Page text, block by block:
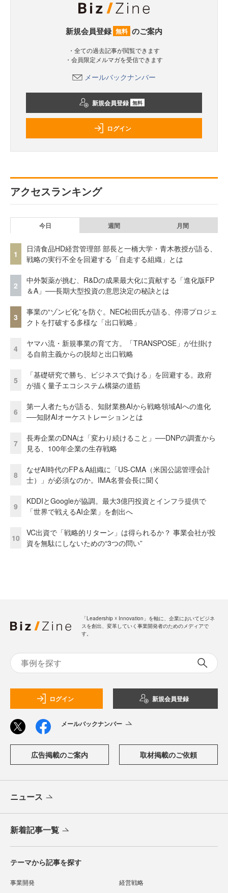
新規会員登録 無料 のご案内
・全ての過去記事が閲覧できます
・会員限定メルマガを受信できます
メールバックナンバー
新規会員登録 無料
ログイン
アクセスランキング
今日 週間 月間
1
日清食品HD経営管理部 部長と一橋大学・青木教授が語る、
戦略の実行不全を回避する「自走する組織」とは
2
中外製薬が挑む、R&Dの成果最大化に貢献する「進化版FP
＆A」──長期大型投資の意思決定の秘訣とは
3
事業の“ゾンビ化”を防ぐ。NEC松田氏が語る、停滞プロジェ
クトを打破する多様な「出口戦略」
4
ヤマハ流・新規事業の育て方。「TRANSPOSE」が仕掛け
る自前主義からの脱却と出口戦略
5
「基礎研究で勝ち、ビジネスで負ける」を回避する。政府
が描く量子エコシステム構築の道筋
6
第一人者たちが語る、知財業務AIから戦略領域AIへの進化
──知財AIオーケストレーションとは
7
長寿企業のDNAは「変わり続けること」──DNPの調査から
見る、100年企業の生存戦略
8
なぜAI時代のFP＆A組織に「US-CMA（米国公認管理会計
士）」が必須なのか。IMA名誉会長に聞く
9
KDDIとGoogleが協調。最大3億円投資とインフラ提供で
「世界で戦えるAI企業」を創出へ
10
VC出資で「戦略的リターン」は得られるか？ 事業会社が投
資を無駄にしないための“3つの問い”
「Leadership ☓ Innovation」を軸に、企業においてビジネ
スを創出、変革していく事業開発者のためのメディアで
す。
ログイン 新規会員登録
メールバックナンバー
広告掲載のご案内 取材掲載のご依頼
ニュース
新着記事一覧
テーマから記事を探す
事業開発 経営戦略